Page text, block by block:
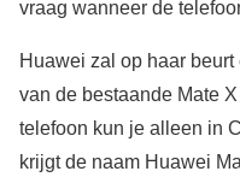
vraag wanneer de
Huawei zal op haar
van de bestaande Mate
telefoon kun je alleen in
krijgt de naam Huawei